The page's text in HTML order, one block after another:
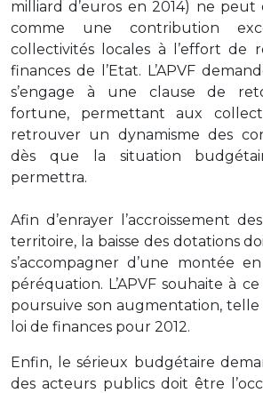
milliard d’euros en 2014) ne
comme une contribution
collectivités locales à l’effort de
finances de l’Etat. L’APVF
s’engage à une clause de
fortune, permettant aux
retrouver un dynamisme des
dès que la situation
permettra.
Afin d’enrayer l’accroissement
territoire, la baisse des dotations
s’accompagner d’une montée
péréquation. L’APVF souhaite à
poursuive son augmentation, telle
loi de finances pour 2012.
Enfin, le sérieux budgétaire
des acteurs publics doit être